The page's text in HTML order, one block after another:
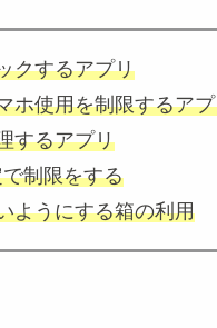
クするアプリ
ホ使用を制限するア
するアプリ
制限をする
ようにする箱の利用